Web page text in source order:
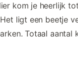
kom je heerlijk
ligt een beetje
Totaal aantal